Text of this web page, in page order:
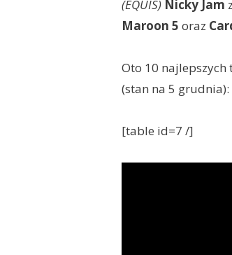
(EQUIS) Nicky Jam z
Maroon 5 oraz
Oto 10 najlepszych
(stan na 5 grudnia):
[table id=7 /]